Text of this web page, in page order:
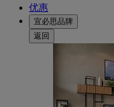
优惠
宜必思品牌
返回